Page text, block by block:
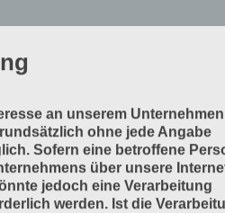
an unserem
ohne jede Angabe
Sofern eine betroffene
über unsere
jedoch eine Verarbeitung
werden. Ist die